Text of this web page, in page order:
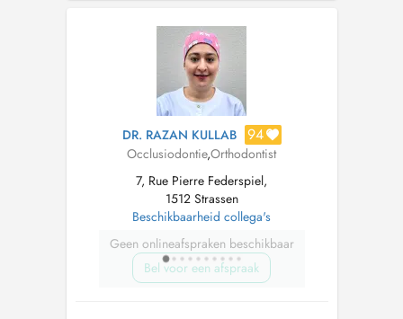
Mâchoires ). Nous (moi et...
DR. RAZAN KULLAB 94
Occlusiodontie,Orthodontist
7, Rue Pierre Federspiel,
1512 Strassen
Beschikbaarheid collega's
Geen onlineafspraken beschikbaar
Bel voor een afspraak